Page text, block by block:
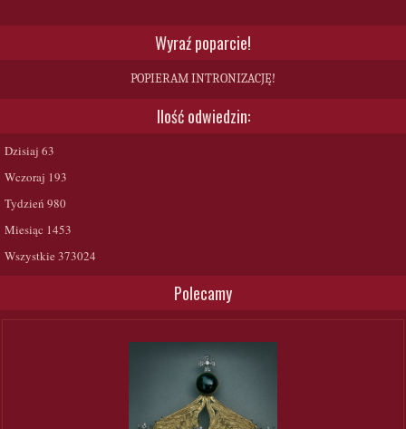
Wyraź poparcie!
POPIERAM INTRONIZACJĘ!
Ilość odwiedzin:
Dzisiaj 63
Wczoraj 193
Tydzień 980
Miesiąc 1453
Wszystkie 373024
Polecamy